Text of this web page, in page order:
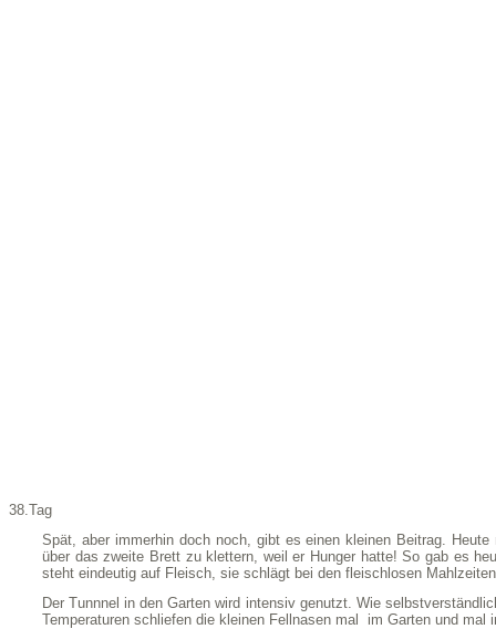
38.Tag
Spät, aber immerhin doch noch, gibt es einen kleinen Beitrag.
über das zweite Brett zu klettern, weil er Hunger hatte! So gab es
steht eindeutig auf Fleisch, sie schlägt bei den fleischlosen
Der Tunnnel in den Garten wird intensiv genutzt. Wie
Temperaturen schliefen die kleinen Fellnasen mal im Garten und mal